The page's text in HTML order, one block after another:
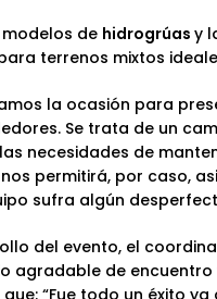
modelos de hidrogrúas y
terrenos mixtos
la ocasión para
Se trata de un
necesidades de
nos permitirá, por caso,
sufra algún
del evento, el
agradable de